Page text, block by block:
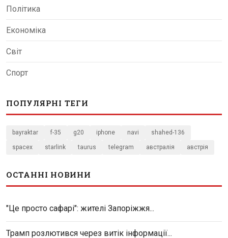
Політика
Економіка
Світ
Спорт
ПОПУЛЯРНІ ТЕГИ
bayraktar f-35 g20 iphone navi shahed-136
spacex starlink taurus telegram австралія австрія
ОСТАННІ НОВИНИ
"Це просто сафарі": жителі Запоріжжя...
Трамп розлютився через витік інформації...